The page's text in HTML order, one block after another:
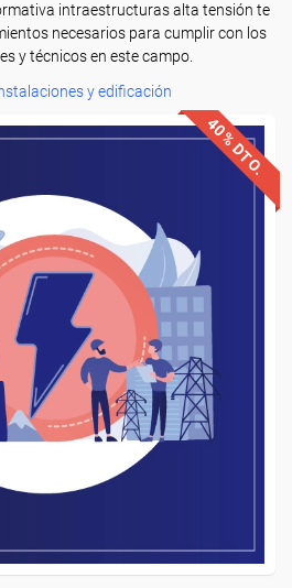
intraestructuras alta tensión te
necesarios para cumplir con los
y técnicos en este campo.
y edificación
40% DTO.